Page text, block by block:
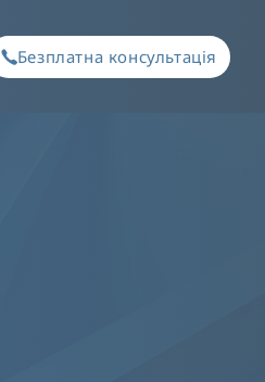
Безплатна консультація